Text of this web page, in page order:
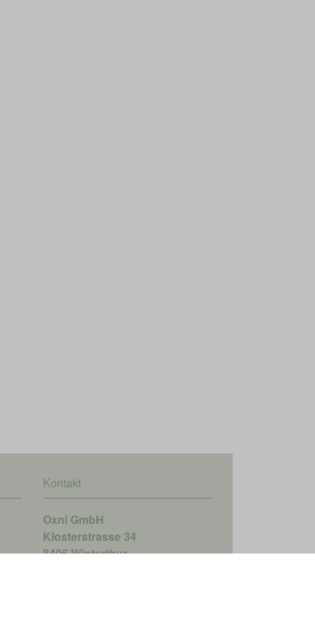
Kontakt
Oxni GmbH
Klosterstrasse 34
8406 Winterthur